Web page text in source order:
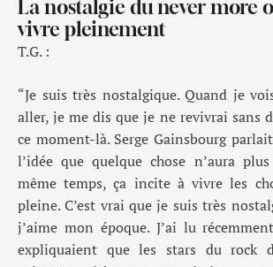
La nostalgie du never more
vivre pleinement
T.G. :
“Je suis très nostalgique.Quand je
aller, je me dis que je ne revivrai sans
ce moment-là. Serge Gainsbourg
l’idée quequelque chose n’aura
même temps, ça incite à vivre les
pleine. C’est vrai que je suis très
j’aime mon époque. J’ai lu
expliquaient que les stars du rock